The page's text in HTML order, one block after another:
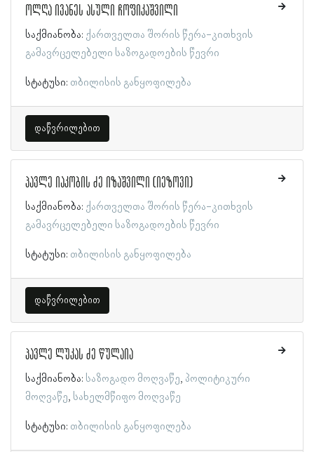
ოლღა ივანეს ასული ჩოფიკაშვილი
საქმიანობა: ქართველთა შორის წერა-კითხვის
გამავრცელებელი საზოგადოების წევრი
სტატუსი: თბილისის განყოფილება
დაწვრილებით
პავლე იაკობის ძე იზაშვილი (იეზოვი)
საქმიანობა: ქართველთა შორის წერა-კითხვის
გამავრცელებელი საზოგადოების წევრი
სტატუსი: თბილისის განყოფილება
დაწვრილებით
პავლე ლუკას ძე წულაია
საქმიანობა: საზოგადო მოღვაწე პოლიტიკური
მოღვაწე სახელმწიფო მოღვაწე
სტატუსი: თბილისის განყოფილება